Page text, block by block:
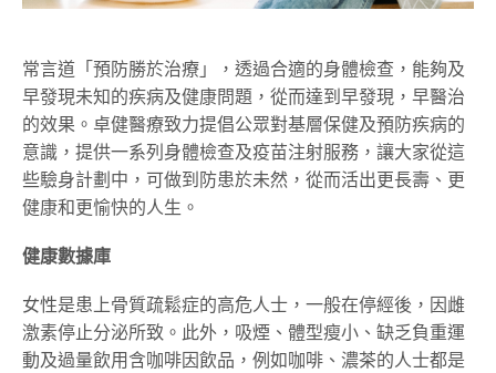
常言道「預防勝於治療」，透過合適的身體檢查，能夠及
早發現未知的疾病及健康問題，從而達到早發現，早醫治
的效果。卓健醫療致力提倡公眾對基層保健及預防疾病的
意識，提供一系列身體檢查及疫苗注射服務，讓大家從這
些驗身計劃中，可做到防患於未然，從而活出更長壽、更
健康和更愉快的人生。
健康數據庫
女性是患上骨質疏鬆症的高危人士，一般在停經後，因雌
激素停止分泌所致。此外，吸煙、體型瘦小、缺乏負重運
動及過量飲用含咖啡因飲品，例如咖啡、濃茶的人士都是